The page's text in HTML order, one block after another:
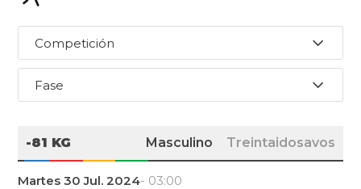
Competición
Fase
-81 KG Masculino Treintaidosavos
Martes 30 Jul. 2024- 03:00